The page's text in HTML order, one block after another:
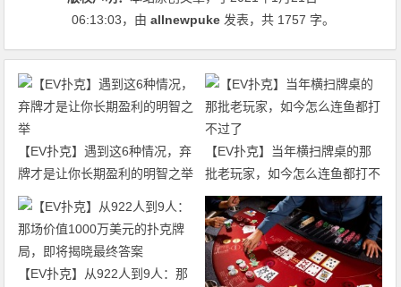
06:13:03，由allnewpuke 发表，共 1757 字。
【EV扑克】遇到这6种情况，弃
牌才是让你长期盈利的明智之举
【EV扑克】当年横扫牌桌的那
批老玩家，如今怎么连鱼都打不
过了
【EV扑克】从922人到9人：那